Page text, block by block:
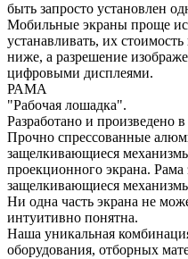
быть запросто установлен
Мобильные экраны проще
устанавливать, их
ниже, а разрешение
цифровыми дисплеями.
РАМА
"Рабочая лошадка".
Разработано и произведено
Прочно спрессованные
защелкивающиеся
проекционного экрана. Рама
защелкивающиеся
Ни одна часть экрана не
интуитивно понятна.
Наша уникальная
оборудования, отборных